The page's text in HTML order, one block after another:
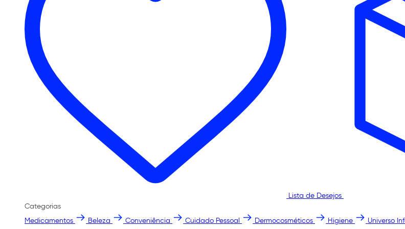
Lista de Desejos
Categorias
Medicamentos
Beleza Conveniência Cuidado Pessoal Dermocosméticos Higiene Universo